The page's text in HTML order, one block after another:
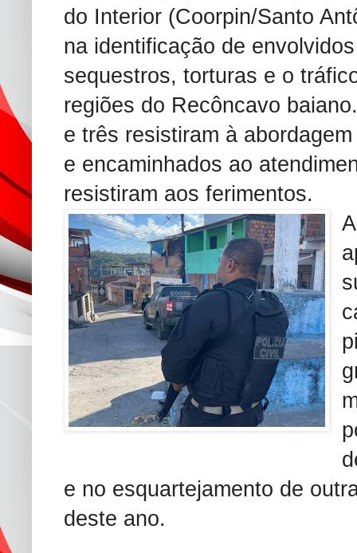
do Interior (Coorpin/Santo
na identificação de
sequestros, torturas e o
regiões do Recôncavo
e três resistiram à
e encaminhados ao
resistiram aos ferimentos.
e no esquartejamento de
deste ano.